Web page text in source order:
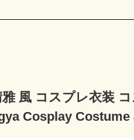
風 コスプレ衣装
Cosplay Costume